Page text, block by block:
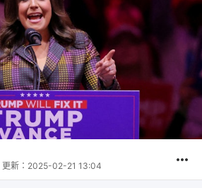
更新： 2025-02-21 13:04